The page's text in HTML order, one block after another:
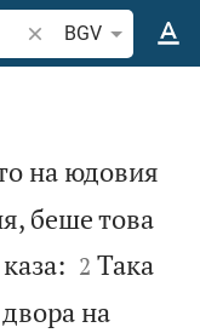
Търсете стих или
BGV
на юдовия
беше това


2 Така
на